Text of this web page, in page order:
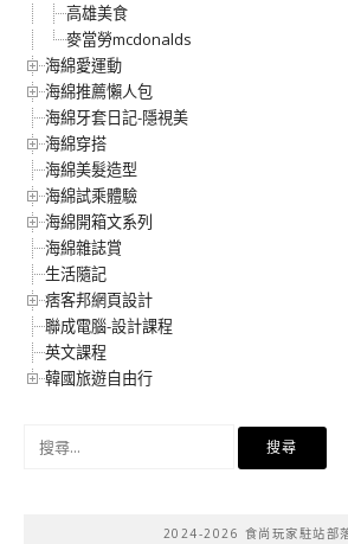
高雄美食
麥當勞mcdonalds
海綿愛運動
海綿推薦懶人包
海綿牙套日記-隱視美
海綿穿搭
海綿美髮造型
海綿試乘體驗
海綿開箱文系列
海綿雜誌賞
生活隨記
痞客邦網頁設計
聯成電腦-設計課程
英文課程
韓國旅遊自由行
2024-2026 食尚玩家駐站部